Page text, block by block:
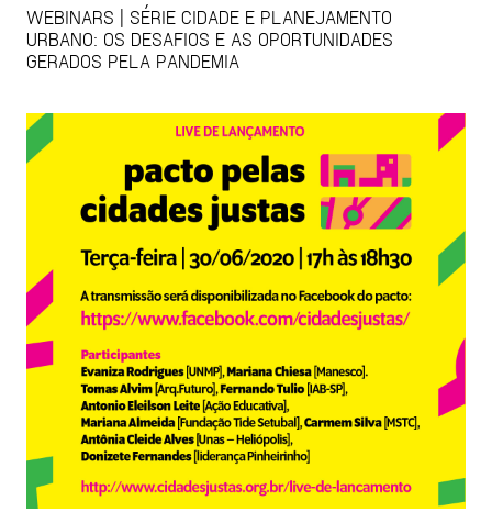
WEBINARS | SÉRIE CIDADE E PLANEJAMENTO
URBANO: OS DESAFIOS E AS OPORTUNIDADES
GERADOS PELA PANDEMIA